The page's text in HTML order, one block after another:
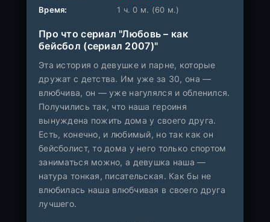
Время:
1 ч. 0 м. (60 м.)
Про что сериал "Любовь – как
бейсбол (сериал 2007)"
Эта история о девушке и парне, которые
дружат с детства. Им уже за 30, она —
влюбчива, он — уже нагулялся и обленился.
Получились так, что наша героиня
вынуждена пожить дома у своего друга.
Есть, конечно, и любимый, но так как он
бейсболист, то дома у него только спортом
заниматься можно, а девушка наша —
натура тонкая, писательская. Как бы не
влюбилась наша влюбчивая в своего друга
лучшего.